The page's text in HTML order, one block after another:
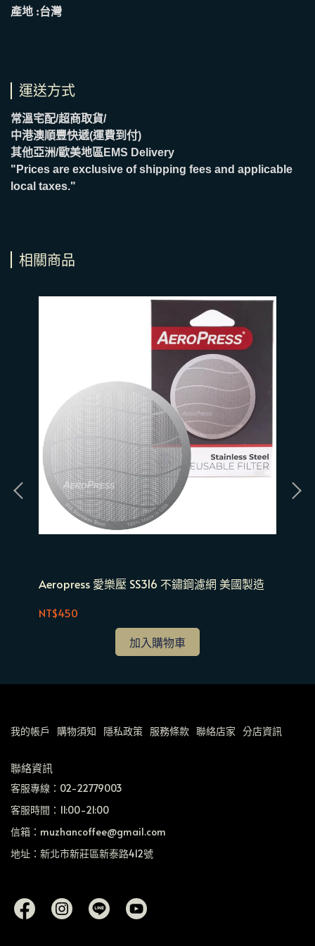
產地 :台灣
運送方式
常溫宅配/超商取貨/
中港澳順豐快遞(運費到付)
其他亞洲/歐美地區EMS Delivery
"Prices are exclusive of shipping fees and applicable
local taxes."
相關商品
Aeropress 愛樂壓 SS316 不鏽鋼濾網 美國製造
NT$450
加入購物車
我的帳戶 購物須知 隱私政策 服務條款 聯絡店家 分店資訊
聯絡資訊
客服專線：02-22779003
客服時間：11:00-21:00
信箱：muzhancoffee@gmail.com
地址：新北市新莊區新泰路412號